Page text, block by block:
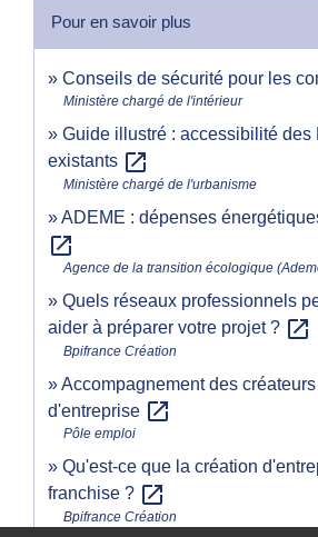
Pour en savoir plus
Conseils de sécurité pour les
Ministère chargé de l'intérieur
Guide illustré : accessibilité des
existants open_in_new
Ministère chargé de l'urbanisme
ADEME : dépenses
open_in_new
Agence de la transition écologique
Quels réseaux professionnels
aider à préparer votre projet ? open_in_new
Bpifrance Création
Accompagnement des
d'entreprise open_in_new
Pôle emploi
Qu'est-ce que la création
franchise ? open_in_new
Bpifrance Création